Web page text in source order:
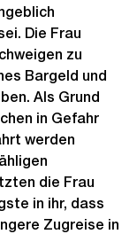
Die Frau
zu
Bargeld und
Als Grund
in Gefahr
werden
die Frau
in ihr, dass
Zugreise in